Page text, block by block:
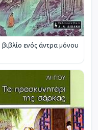
βιβλίο ενός άντρα μόνου